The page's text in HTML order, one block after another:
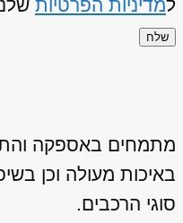
למדיניות הפרטיות
שלח
מתמחים באספקה
באיכות מעולה וכן
סוגי הרכבים.